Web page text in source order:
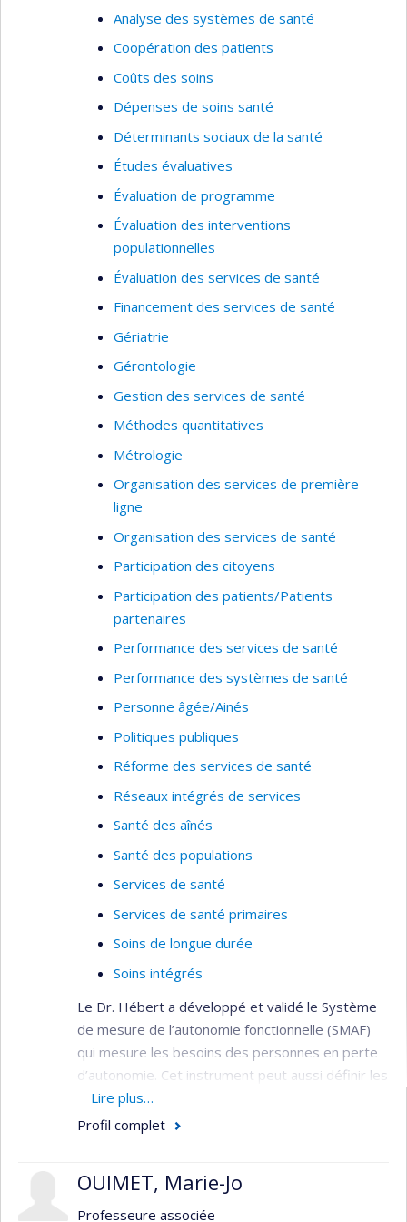
Key words of research:Public health, evaluation
of services, best practices implementation,
patient outcomes
des populations migrantes mal desservies, au
Canada et en Europe. Je mobilise les approches
participatives et centrées sur les besoins des
usagers dans mes recherches.
Analyse des systèmes de santé
Coopération des patients
Coûts des soins
Dépenses de soins santé
Déterminants sociaux de la santé
Études évaluatives
Évaluation de programme
Évaluation des interventions
populationnelles
Évaluation des services de santé
Financement des services de santé
Gériatrie
Gérontologie
Gestion des services de santé
Méthodes quantitatives
Métrologie
Organisation des services de première
ligne
Organisation des services de santé
Participation des citoyens
Participation des patients/Patients
partenaires
Performance des services de santé
Performance des systèmes de santé
Personne âgée/Ainés
Politiques publiques
Réforme des services de santé
Réseaux intégrés de services
Santé des aînés
Santé des populations
Services de santé
Services de santé primaires
Soins de longue durée
Soins intégrés
Le Dr. Hébert a développé et validé le Système
de mesure de l’autonomie fonctionnelle (SMAF)
qui mesure les besoins des personnes en perte
d’autonomie. Cet instrument peut aussi définir les
ressources requises pour ces personnes dans le
cadre de la gestion du système sociosanitaire.
perte d’autonomie. Il s’intéresse aux coûts de la
perte d’autonomie et des services qu’elle met en
Lire plus…
Profil complet
OUIMET, Marie-Jo
Professeure associée